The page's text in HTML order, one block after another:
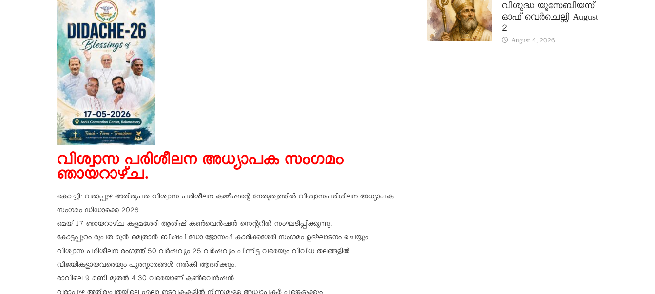
വിശ്വാസ പരിശീലന അധ്യാപക സംഗമം
ഞായറാഴ്ച.
കൊച്ചി: വരാപ്പുഴ അതിരൂപത വിശ്വാസ പരിശീലന കമ്മീഷൻ്റെ നേതൃത്വത്തിൽ വിശ്വാസപരിശീലന അധ്യാപക
സംഗമം ഡിഡാക്കെ 2026
മെയ് 17 ഞായറാഴ്ച കളമശേരി ആശിഷ് കൺവെൻഷൻ സെന്ററിൽ സംഘടിപ്പിക്കുന്നു.
കോട്ടപ്പുറം രൂപത മുൻ മെത്രാൻ ബിഷപ് ഡോ.ജോസഫ് കാരിക്കശേരി സംഗമം ഉദ്ഘാടനം ചെയ്യും.
വിശ്വാസ പരിശീലന രംഗത്ത് 50 വർഷവും 25 വർഷവും പിന്നിട്ട വരെയും വിവിധ തലങ്ങളിൽ
വിജയികളായവരെയും പുരസ്കാരങ്ങൾ നൽകി ആദരിക്കും.
രാവിലെ 9 മണി മുതൽ 4.30 വരെയാണ് കൺവെൻഷൻ.
വിശുദ്ധ യൂസേബിയസ്
ഓഫ് വെർചെല്ലി August
2
August 4, 2026